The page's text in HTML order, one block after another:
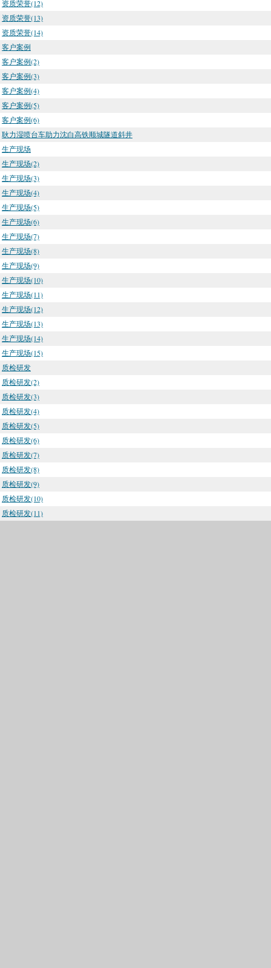
资质荣誉(12)
资质荣誉(13)
资质荣誉(14)
客户案例
客户案例(2)
客户案例(3)
客户案例(4)
客户案例(5)
客户案例(6)
耿力湿喷台车助力沈白高铁顺城隧道斜井
生产现场
生产现场(2)
生产现场(3)
生产现场(4)
生产现场(5)
生产现场(6)
生产现场(7)
生产现场(8)
生产现场(9)
生产现场(10)
生产现场(11)
生产现场(12)
生产现场(13)
生产现场(14)
生产现场(15)
质检研发
质检研发(2)
质检研发(3)
质检研发(4)
质检研发(5)
质检研发(6)
质检研发(7)
质检研发(8)
质检研发(9)
质检研发(10)
质检研发(11)